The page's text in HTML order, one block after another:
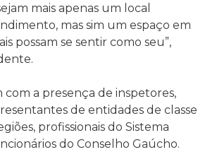
mais apenas um local
mas sim um espaço em
possam se sentir como seu”,
com a presença de inspetores,
de entidades de classe
profissionais do Sistema
do Conselho Gaúcho.